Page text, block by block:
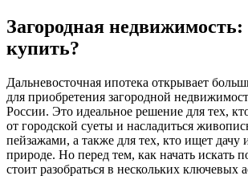
Загородная недвижимость:
купить?
Дальневосточная ипотека открывает
для приобретения загородной
России. Это идеальное решение для тех,
от городской суеты и насладиться
пейзажами, а также для тех, кто ищет дачу
природе. Но перед тем, как начать искать
стоит разобраться в нескольких ключевых